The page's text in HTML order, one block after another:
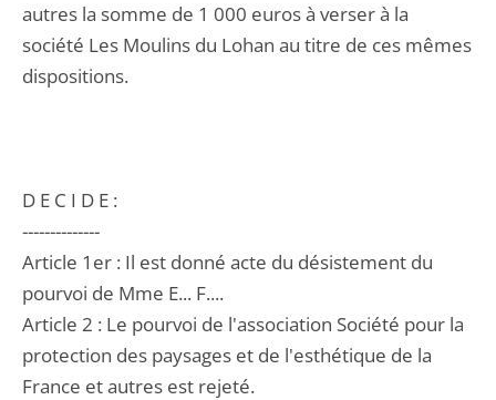
autres la somme de 1 000 euros à verser à la
société Les Moulins du Lohan au titre de ces mêmes
dispositions.
D E C I D E :
--------------
Article 1er : Il est donné acte du désistement du
pourvoi de Mme E... F....
Article 2 : Le pourvoi de l'association Société pour la
protection des paysages et de l'esthétique de la
France et autres est rejeté.